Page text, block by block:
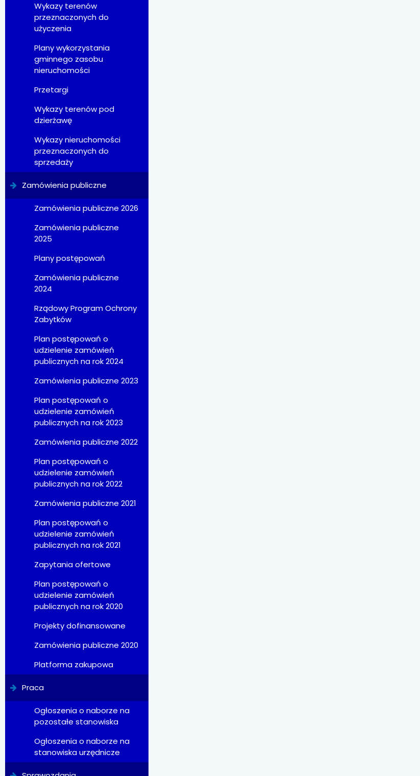
Wykazy terenów
przeznaczonych do
użyczenia
Plany wykorzystania
gminnego zasobu
nieruchomości
Przetargi
Wykazy terenów pod
dzierżawę
Wykazy nieruchomości
przeznaczonych do
sprzedaży
Zamówienia publiczne
Zamówienia publiczne 2026
Zamówienia publiczne
2025
Plany postępowań
Zamówienia publiczne
2024
Rządowy Program Ochrony
Zabytków
Plan postępowań o
udzielenie zamówień
publicznych na rok 2024
Zamówienia publiczne 2023
Plan postępowań o
udzielenie zamówień
publicznych na rok 2023
Zamówienia publiczne 2022
Plan postępowań o
udzielenie zamówień
publicznych na rok 2022
Zamówienia publiczne 2021
Plan postępowań o
udzielenie zamówień
publicznych na rok 2021
Zapytania ofertowe
Plan postępowań o
udzielenie zamówień
publicznych na rok 2020
Projekty dofinansowane
Zamówienia publiczne 2020
Platforma zakupowa
Praca
Ogłoszenia o naborze na
pozostałe stanowiska
Ogłoszenia o naborze na
stanowiska urzędnicze